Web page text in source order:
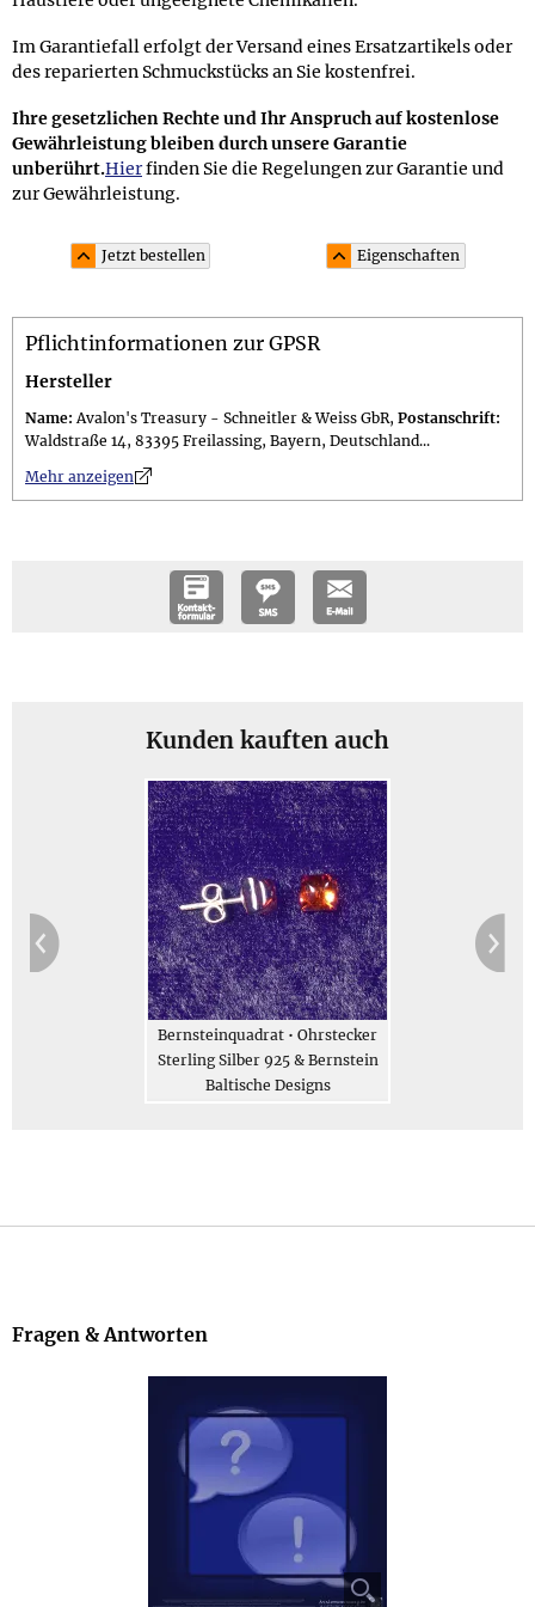
Im Garantiefall erfolgt der Versand eines Ersatzartikels oder
des reparierten Schmuckstücks an Sie kostenfrei.
Ihre gesetzlichen Rechte und Ihr Anspruch auf kostenlose
Gewährleistung bleiben durch unsere Garantie
unberührt.Hierfinden Sie die Regelungen zur Garantie und
zur Gewährleistung.
Jetzt bestellen Eigenschaften
Material: Sterling Silber 925 (punziert mit 925), besetzt
mit insg. 2 unbehandelten cognacfarbenen
Mantelfassungen)
Lieferumfang: im 10,0 x 7,5 cm großen attraktiven
Schmuckbeutel; Geschenkset (gegen Aufpreis erhältlich)
in einer 11,0 x 11,0 x 3,0 cm großen schwarzen
Geschenksets (gegen Aufpreis erhältlich) 61 g
Jetzt bestellen Beschreibung
Pflichtinformationen zur GPSR
Hersteller
Name: Avalon's Treasury - Schneitler & Weiss GbR, Postanschrift:
Waldstraße 14, 83395 Freilassing, Bayern, Deutschland...
Mehr anzeigenn
Kunden kauften auch
Bernsteinquadrat • Ohrstecker
Sterling Silber 925 & Bernstein
Baltische Designs
Fragen & Antworten